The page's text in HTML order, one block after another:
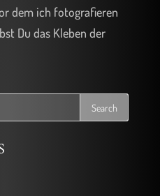
dem ich fotografieren
Du das Kleben der